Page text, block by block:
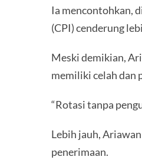
Ia mencontohkan,
(CPI) cenderung
Meski demikian,
memiliki celah dan
“Rotasi tanpa
Lebih jauh,
penerimaan.